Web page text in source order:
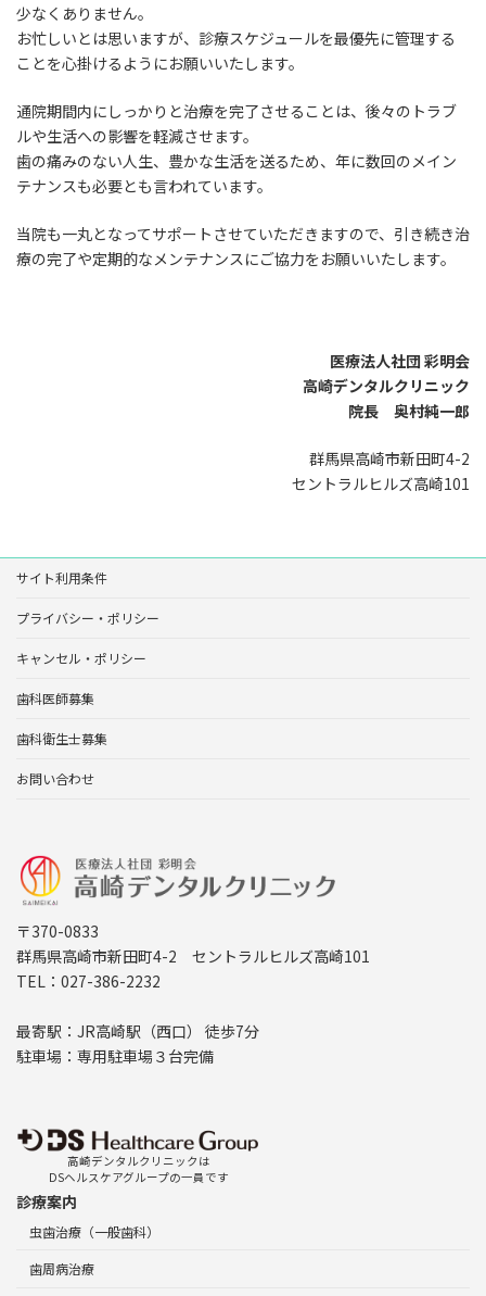
少なくありません。
お忙しいとは思いますが、診療スケジュールを最優先に管理する
ことを心掛けるようにお願いいたします。
通院期間内にしっかりと治療を完了させることは、後々のトラブ
ルや生活への影響を軽減させます。
歯の痛みのない人生、豊かな生活を送るため、年に数回のメイン
テナンスも必要とも言われています。
当院も一丸となってサポートさせていただきますので、引き続き治
療の完了や定期的なメンテナンスにご協力をお願いいたします。
医療法人社団 彩明会
高崎デンタルクリニック
院長 奥村純一郎
群馬県高崎市新田町4-2
セントラルヒルズ高崎101
サイト利用条件
プライバシー・ポリシー
キャンセル・ポリシー
歯科医師募集
歯科衛生士募集
お問い合わせ
〒370-0833
群馬県高崎市新田町4-2 セントラルヒルズ高崎101
TEL：027-386-2232
最寄駅：JR高崎駅（西口） 徒歩7分
駐車場：専用駐車場３台完備
高崎デンタルクリニックは
DSヘルスケアグループの一員です
診療案内
虫歯治療（一般歯科）
歯周病治療